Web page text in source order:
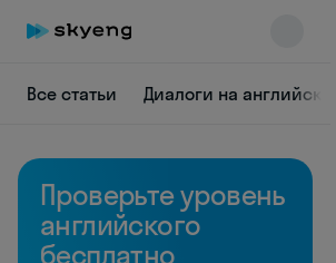
Все статьи Диалоги на английском
Проверьте уровень
английского
бесплатно